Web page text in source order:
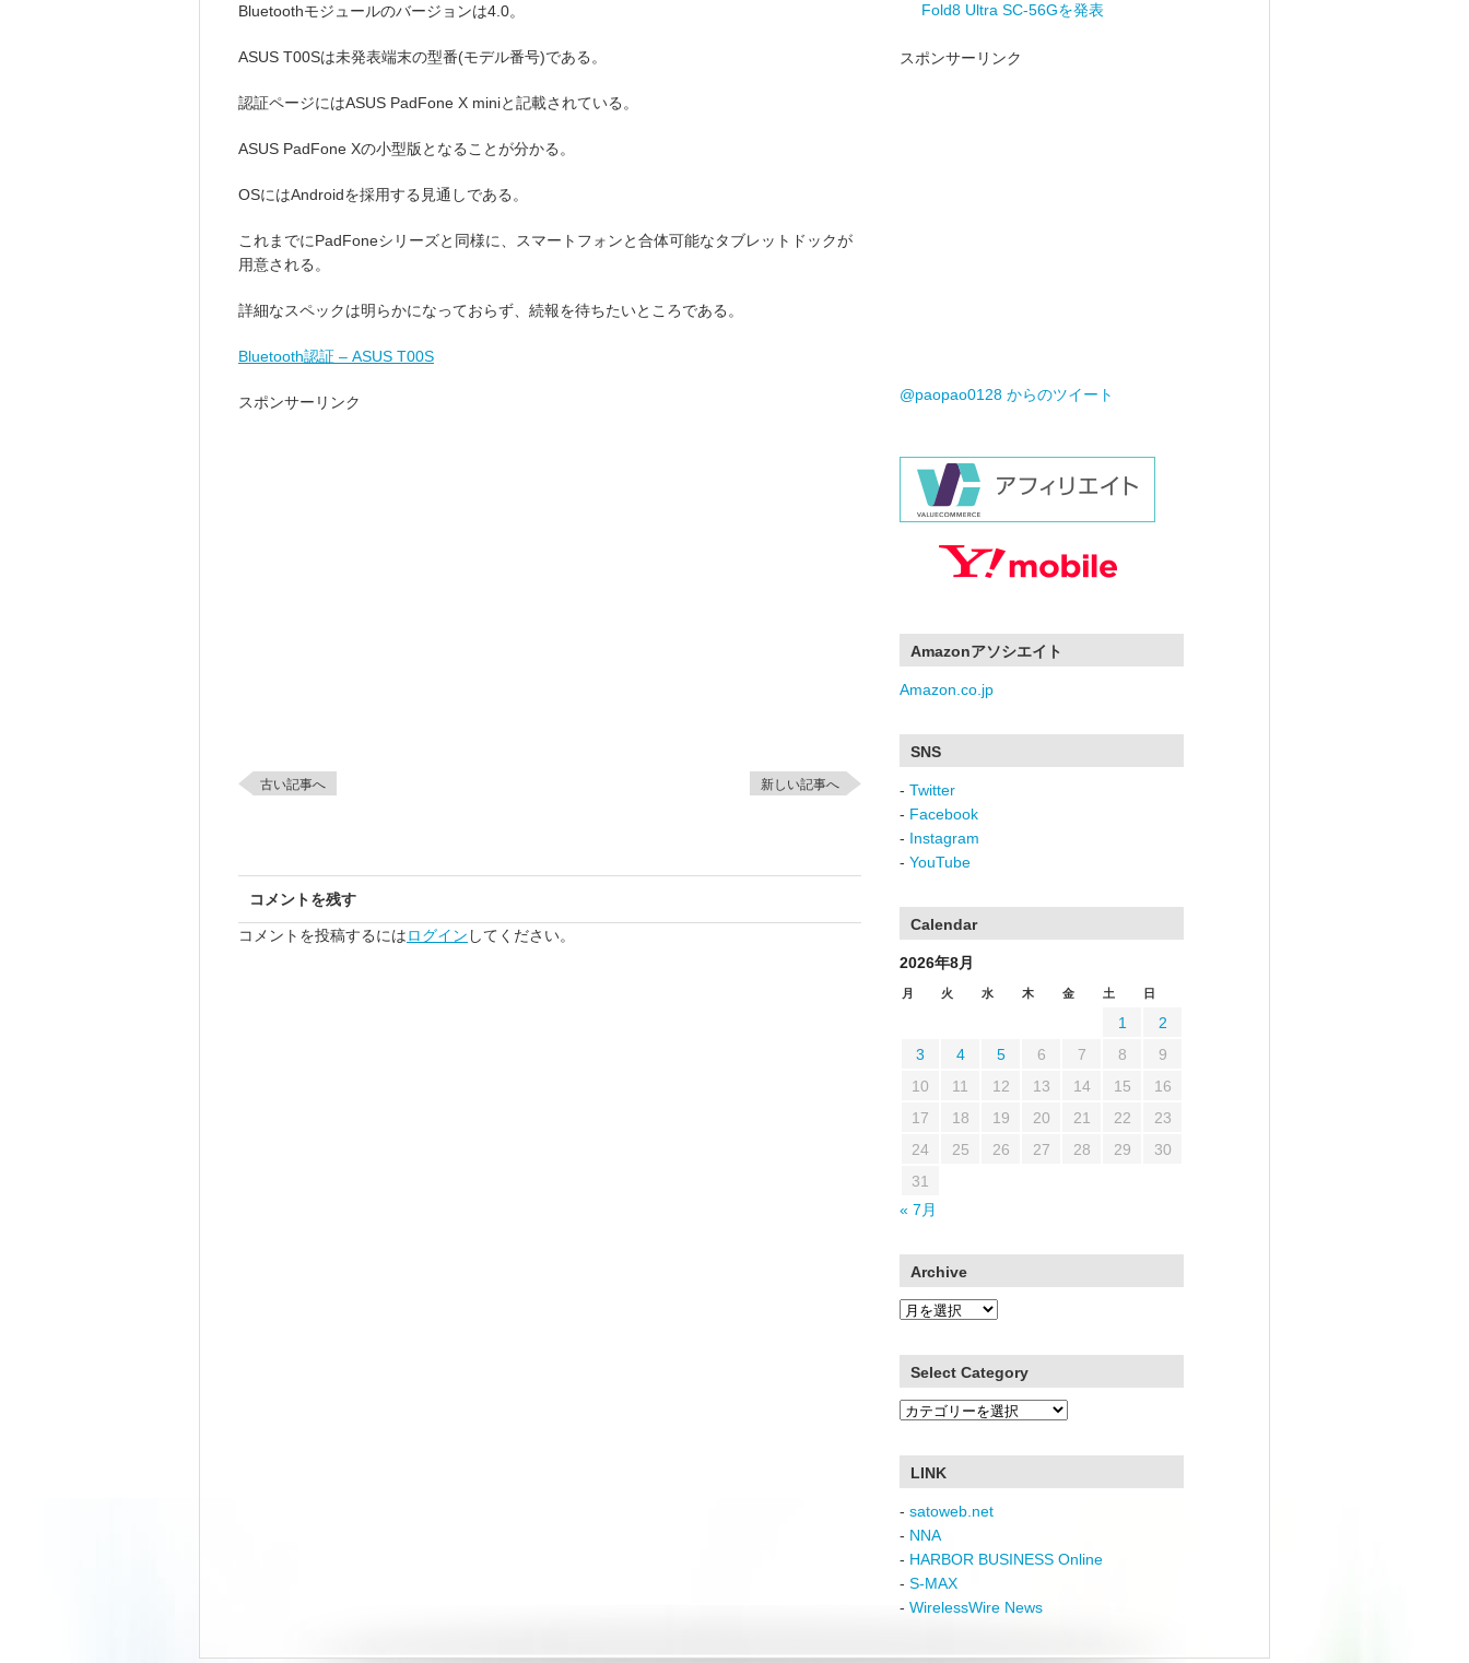
Bluetoothモジュールのバージョンは4.0。
ASUS T00Sは未発表端末の型番(モデル番号)である。
認証ページにはASUS PadFone X miniと記載されている。
ASUS PadFone Xの小型版となることが分かる。
OSにはAndroidを採用する見通しである。
これまでにPadFoneシリーズと同様に、スマートフォンと合体可能なタブレットドックが
用意される。
詳細なスペックは明らかになっておらず、続報を待ちたいところである。
Bluetooth認証 – ASUS T00S
スポンサーリンク
古い記事へ 新しい記事へ
コメントを残す
コメントを投稿するにはログイン してください。
Fold8 Ultra SC-56Gを発表
スポンサーリンク
@paopao0128 からのツイート
Amazonアソシエイト
Amazon.co.jp
SNS
- Twitter
- Facebook
- Instagram
- YouTube
Calendar
2026年8月
月 火 水 木 金 土 日
1
2
3
4 5 6 7 8
9
10
11 12 13 14 15
16
17
18 19 20 21 22
23
24
25 26 27 28 29
30
31
« 7月
Archive
Archive
Select Category
Select
LINK
- satoweb.net
- NNA
- HARBOR BUSINESS Online
- S-MAX
- WirelessWire News